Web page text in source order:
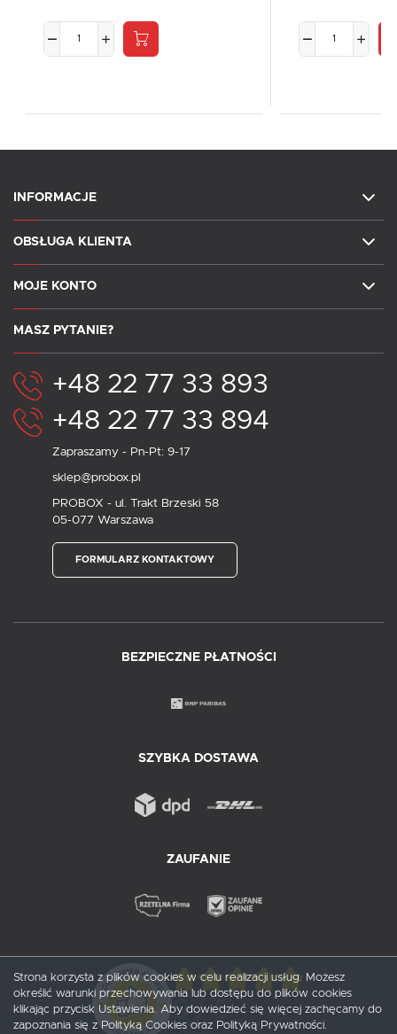
INFORMACJE
OBSŁUGA KLIENTA
MOJE KONTO
MASZ PYTANIE?
+48 22 77 33 893
+48 22 77 33 894
Zapraszamy - Pn-Pt: 9-17
sklep@probox.pl
PROBOX - ul. Trakt Brzeski 58
05-077 Warszawa
FORMULARZ KONTAKTOWY
BEZPIECZNE PŁATNOŚCI
SZYBKA DOSTAWA
ZAUFANIE
5/ 5
Strona korzysta z plików cookies w celu realizacji usług. Możesz
określić warunki przechowywania lub dostępu do plików cookies
klikając przycisk Ustawienia. Aby dowiedzieć się więcej zachęcamy do
zapoznania się z Polityką Cookies oraz Polityką Prywatności.